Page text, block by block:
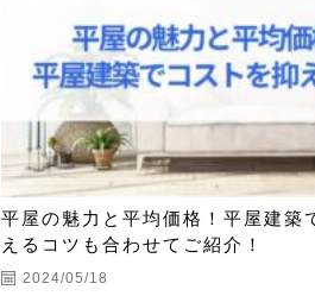
平屋の魅力と平均価格！平屋建築
えるコツも合わせてご紹介！
2024/05/18